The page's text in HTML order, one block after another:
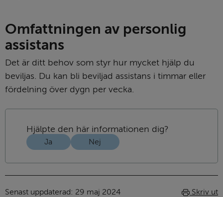
Omfattningen av personlig
assistans
Det är ditt behov som styr hur mycket hjälp du
beviljas. Du kan bli beviljad assistans i timmar eller
fördelning över dygn per vecka.
Hjälpte den här informationen dig?
Ja Nej
Senast uppdaterad: 29 maj 2024 Skriv ut